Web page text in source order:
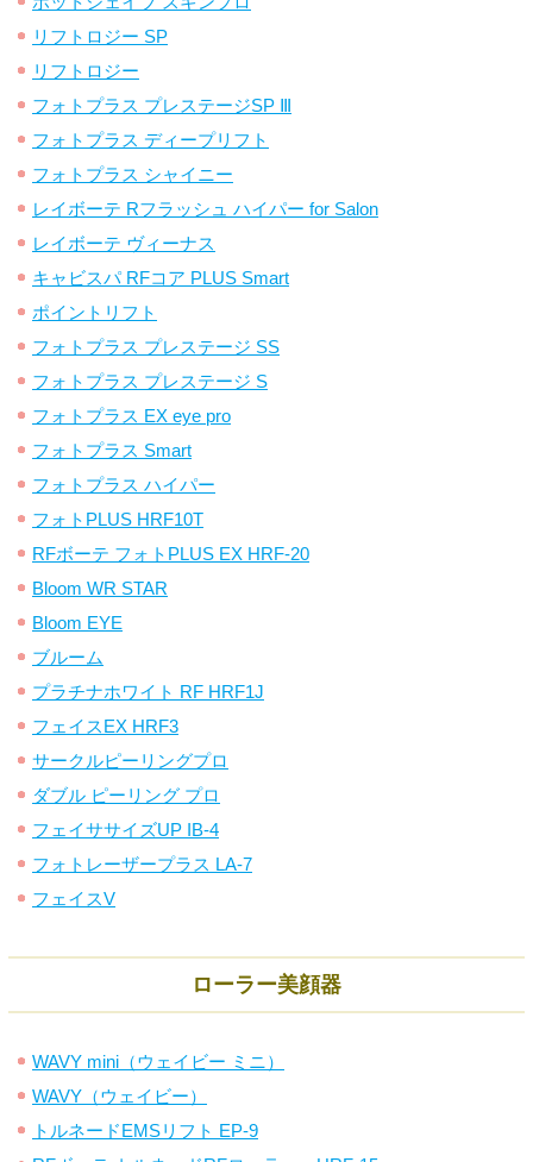
リフトロジー SP
リフトロジー
フォトプラス プレステージSP Ⅲ
フォトプラス ディープリフト
フォトプラス シャイニー
レイボーテ Rフラッシュ ハイパー for Salon
レイボーテ ヴィーナス
キャビスパ RFコア PLUS Smart
ポイントリフト
フォトプラス プレステージ SS
フォトプラス プレステージ S
フォトプラス EX eye pro
フォトプラス Smart
フォトプラス ハイパー
フォトPLUS HRF10T
RFボーテ フォトPLUS EX HRF-20
Bloom WR STAR
Bloom EYE
ブルーム
プラチナホワイト RF HRF1J
フェイスEX HRF3
サークルピーリングプロ
ダブル ピーリング プロ
フェイササイズUP IB-4
フォトレーザープラス LA-7
フェイスV
ローラー美顔器
WAVY mini（ウェイビー ミニ）
WAVY（ウェイビー）
トルネードEMSリフト EP-9